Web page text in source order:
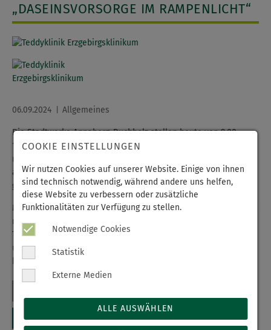
„DASEINSVORSORGE IM RAMPENLICHT“
06.09.2024 Allgemeines
Die Stadtwerke Annaberg-Buchholz stellen heute von 9.00 -
17.00 Uhr die Daseinsvorsorge ins Rampenlicht und beleuchten
näher, wie vielfältig dieses meist als selbstverständlich
angesehene Thema ist. Was bedeutet das eigentlich? Wer
gehört dazu? Wer ist 24/7 für andere im Einsatz?
Mit dabei ist auch das Erzgebirgsklinikum, das an seinem Stand
neben Informationen rund um das Klinikum auch eine
Teddyklinik anbietet, bei der kleine und große Besucherinnen
und Besucher ihre kuscheligen Freunde selbst verarzten
können.
COOKIE EINSTELLUNGEN
Wir nutzen Cookies auf unserer Website. Einige von ihnen
sind technisch notwendig, während andere uns helfen,
diese Website zu verbessern oder zusätzliche
Funktionalitäten zur Verfügung zu stellen.
Notwendige Cookies
Statistik
Externe Medien
ALLE AUSWÄHLEN